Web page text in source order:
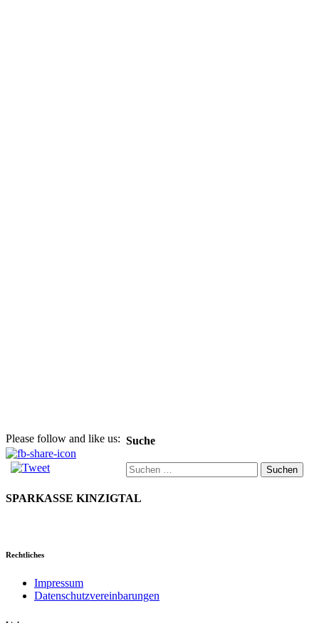
Please follow and like us: Suche
Suchen
nach:
SPARKASSE KINZIGTAL
Rechtliches
Impressum
Datenschutzvereinbarungen